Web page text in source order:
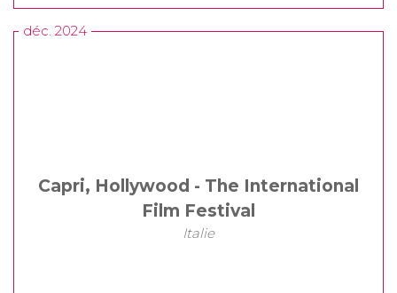
déc. 2024
Capri, Hollywood - The International
Film Festival
Italie